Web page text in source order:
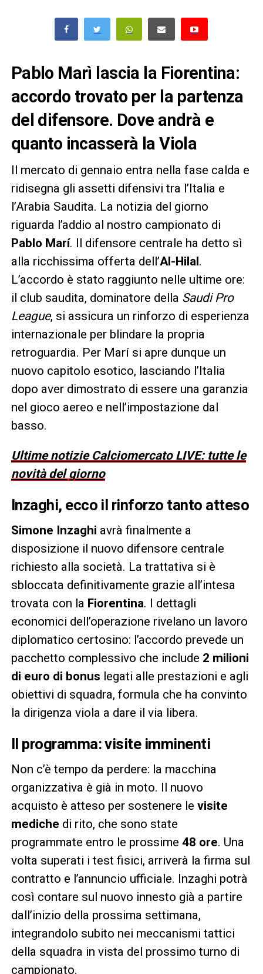
Pablo Marì lascia la Fiorentina:
accordo trovato per la partenza
del difensore. Dove andrà e
quanto incasserà la Viola
Il mercato di gennaio entra nella fase calda e
ridisegna gli assetti difensivi tra l’Italia e
l’Arabia Saudita. La notizia del giorno
riguarda l’addio al nostro campionato di
Pablo Marí. Il difensore centrale ha detto sì
alla ricchissima offerta dell’Al-Hilal.
L’accordo è stato raggiunto nelle ultime ore:
il club saudita, dominatore della Saudi Pro
League, si assicura un rinforzo di esperienza
internazionale per blindare la propria
retroguardia. Per Marí si apre dunque un
nuovo capitolo esotico, lasciando l’Italia
dopo aver dimostrato di essere una garanzia
nel gioco aereo e nell’impostazione dal
basso.
Ultime notizie Calciomercato LIVE: tutte le
novità del giorno
Inzaghi, ecco il rinforzo tanto atteso
Simone Inzaghi avrà finalmente a
disposizione il nuovo difensore centrale
richiesto alla società. La trattativa si è
sbloccata definitivamente grazie all’intesa
trovata con la Fiorentina. I dettagli
economici dell’operazione rivelano un lavoro
diplomatico certosino: l’accordo prevede un
pacchetto complessivo che include 2 milioni
di euro di bonus legati alle prestazioni e agli
obiettivi di squadra, formula che ha convinto
la dirigenza viola a dare il via libera.
Il programma: visite imminenti
Non c’è tempo da perdere: la macchina
organizzativa è già in moto. Il nuovo
acquisto è atteso per sostenere le visite
mediche di rito, che sono state
programmate entro le prossime 48 ore. Una
volta superati i test fisici, arriverà la firma sul
contratto e l’annuncio ufficiale. Inzaghi potrà
così contare sul nuovo innesto già a partire
dall’inizio della prossima settimana,
integrandolo subito nei meccanismi tattici
della squadra in vista del prossimo turno di
campionato.